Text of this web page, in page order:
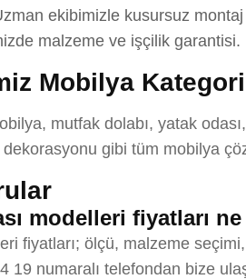
ekibimizle kusursuz
malzeme ve işçilik garantisi.
Mobilya
mutfak dolabı, yatak
gibi tüm mobilya
modelleri fiyatları
fiyatları; ölçü, malzeme
19 numaralı telefondan bize